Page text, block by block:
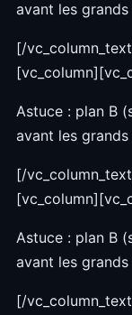
avant les grands
[/
Astuce : plan B
avant les grands
[/
Astuce : plan B
avant les grands
[/